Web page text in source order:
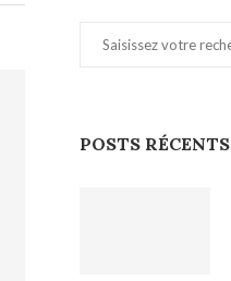
POSTS RÉCENTS